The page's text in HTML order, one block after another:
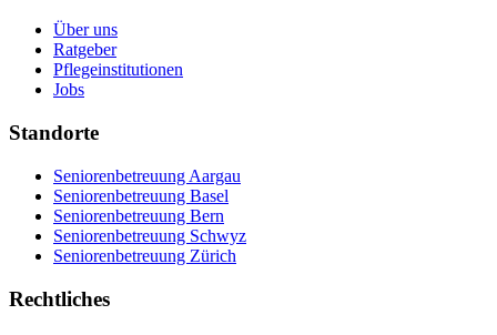
Über uns
Ratgeber
Pflegeinstitutionen
Jobs
Standorte
Seniorenbetreuung Aargau
Seniorenbetreuung Basel
Seniorenbetreuung Bern
Seniorenbetreuung Schwyz
Seniorenbetreuung Zürich
Rechtliches